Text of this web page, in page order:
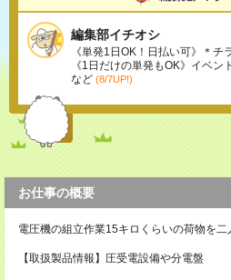
編集部イチオシ
《単発1日OK！日払い可》＊チ
《1日だけの単発もOK》イベ
など (8/7UP!)
お仕事の概要
電圧機の組立作業15キロくらいの荷物を二
【取扱製品情報】圧受電設備や分電盤